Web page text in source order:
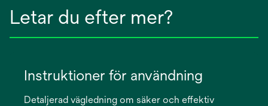
Letar du efter mer?
Instruktioner för användning
Detaljerad vägledning om säker och effektiv